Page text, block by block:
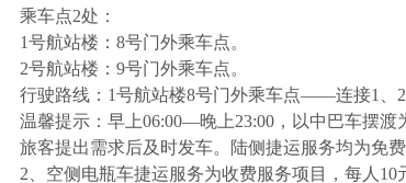
乘车点2处：
1号航站楼：8号门外乘车点。
2号航站楼：9号门外乘车点。
行驶路线：1号航站楼8号门外乘车点——连接1、
温馨提示：早上06:00—晚上23:00，以中巴车摆
旅客提出需求后及时发车。陆侧捷运服务均为免费
2、空侧电瓶车捷运服务为收费服务项目，每人